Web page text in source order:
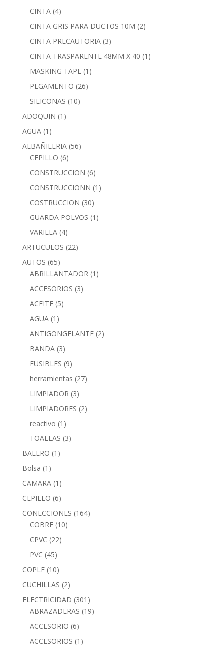
CINTA (4)
CINTA GRIS PARA DUCTOS 10M (2)
CINTA PRECAUTORIA (3)
CINTA TRASPARENTE 48MM X 40 (1)
MASKING TAPE (1)
PEGAMENTO (26)
SILICONAS (10)
ADOQUIN (1)
AGUA (1)
ALBAÑILERIA (56)
CEPILLO (6)
CONSTRUCCION (6)
CONSTRUCCIONN (1)
COSTRUCCION (30)
GUARDA POLVOS (1)
VARILLA (4)
ARTUCULOS (22)
AUTOS (65)
ABRILLANTADOR (1)
ACCESORIOS (3)
ACEITE (5)
AGUA (1)
ANTIGONGELANTE (2)
BANDA (3)
FUSIBLES (9)
herramientas (27)
LIMPIADOR (3)
LIMPIADORES (2)
reactivo (1)
TOALLAS (3)
BALERO (1)
Bolsa (1)
CAMARA (1)
CEPILLO (6)
CONECCIONES (164)
COBRE (10)
CPVC (22)
PVC (45)
COPLE (10)
CUCHILLAS (2)
ELECTRICIDAD (301)
ABRAZADERAS (19)
ACCESORIO (6)
ACCESORIOS (1)